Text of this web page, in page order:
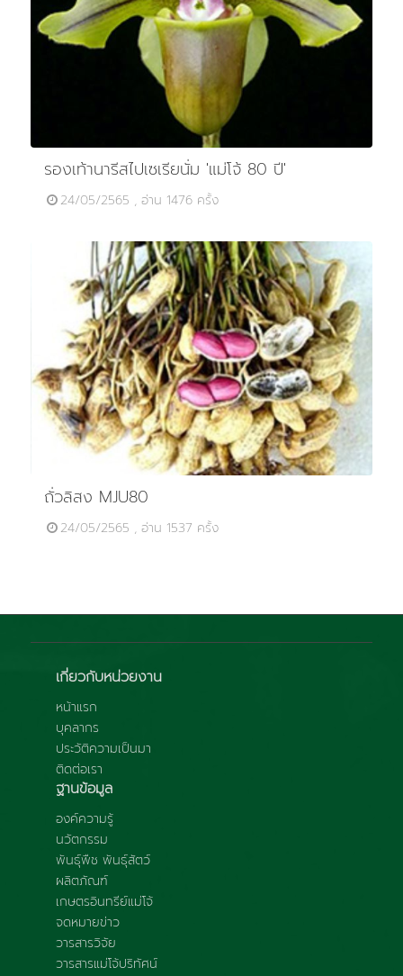
รองเท้านารีสไปเซเรียนั่ม 'แม่โจ้ 80 ปี'
24/05/2565 , อ่าน 1476 ครั้ง
ถั่วลิสง MJU80
24/05/2565 , อ่าน 1537 ครั้ง
เกี่ยวกับหน่วยงาน
หน้าแรก
บุคลากร
ประวัติความเป็นมา
ติดต่อเรา
ฐานข้อมูล
องค์ความรู้
นวัตกรรม
พันธุ์พืช พันธุ์สัตว์
ผลิตภัณฑ์
เกษตรอินทรีย์แม่โจ้
จดหมายข่าว
วารสารวิจัย
วารสารแม่โจ้ปริทัศน์